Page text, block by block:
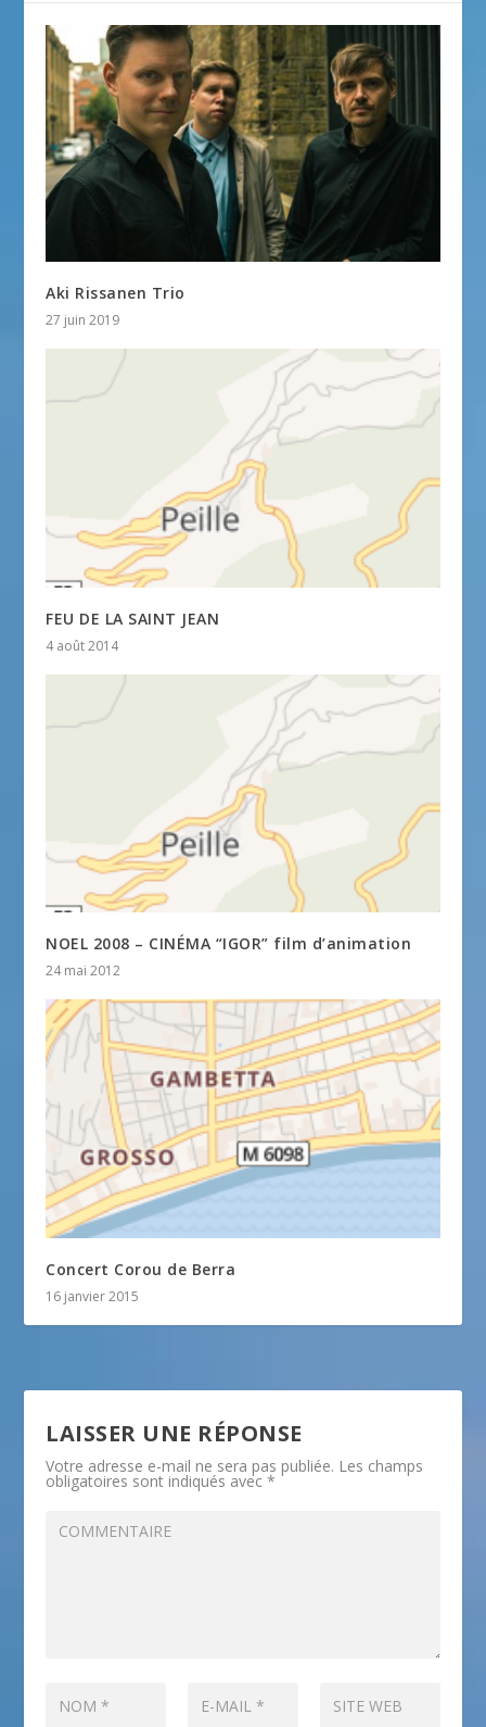
Aki Rissanen Trio
27 juin 2019
FEU DE LA SAINT JEAN
4 août 2014
NOEL 2008 – CINÉMA “IGOR” film d’animation
24 mai 2012
Concert Corou de Berra
16 janvier 2015
LAISSER UNE RÉPONSE
Votre adresse e-mail ne sera pas publiée. Les champs
obligatoires sont indiqués avec*